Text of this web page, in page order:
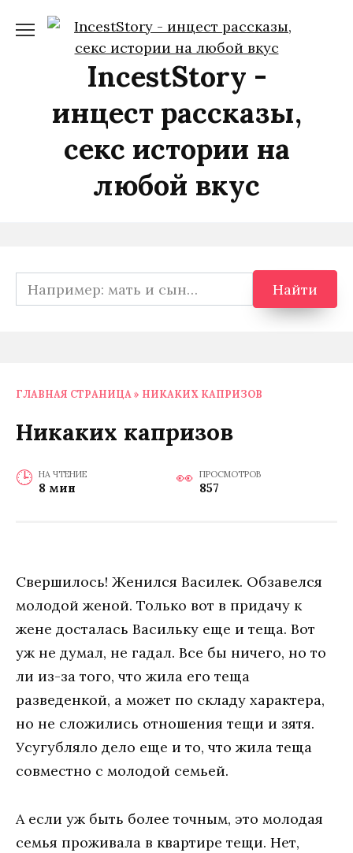
содержанию
IncestStory -
инцест рассказы,
секс истории на
любой вкус
Search
for:
Найти
ГЛАВНАЯ СТРАНИЦА » НИКАКИХ КАПРИЗОВ
Никаких капризов
НА ЧТЕНИЕ
8 мин
ПРОСМОТРОВ
857
Свершилось! Женился Василек. Обзавелся
молодой женой. Только вот в придачу к
жене досталась Васильку еще и теща. Вот
уж не думал, не гадал. Все бы ничего, но то
ли из-за того, что жила его теща
разведенкой, а может по складу характера,
но не сложились отношения тещи и зятя.
Усугубляло дело еще и то, что жила теща
совместно с молодой семьей.
А если уж быть более точным, это молодая
семья проживала в квартире тещи. Нет,